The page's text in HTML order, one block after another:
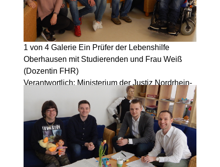
1 von 4 Galerie Ein Prüfer der Lebenshilfe
Oberhausen mit Studierenden und Frau Weiß
(Dozentin FHR)
Verantwortlich: Ministerium der Justiz Nordrhein-
© Der Direktor des Amtsgerichts Borken 2026